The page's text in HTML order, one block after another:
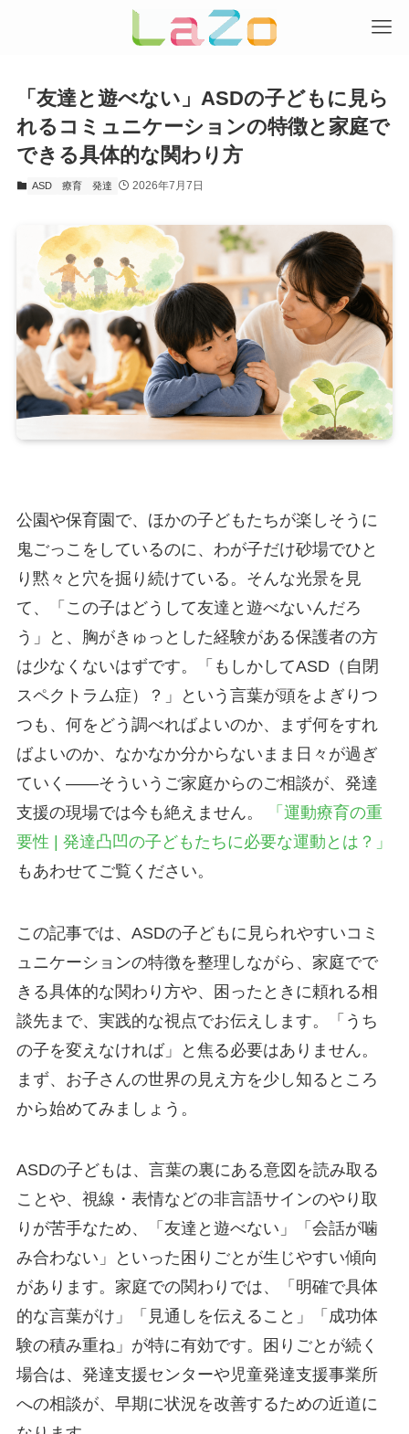
「友達と遊べない」ASDの子どもに見ら
れるコミュニケーションの特徴と家庭で
できる具体的な関わり方
ASD 療育 発達 2026年7月7日
公園や保育園で、ほかの子どもたちが楽しそうに
鬼ごっこをしているのに、わが子だけ砂場でひと
り黙々と穴を掘り続けている。そんな光景を見
て、「この子はどうして友達と遊べないんだろ
う」と、胸がきゅっとした経験がある保護者の方
は少なくないはずです。「もしかしてASD（自閉
スペクトラム症）？」という言葉が頭をよぎりつ
つも、何をどう調べればよいのか、まず何をすれ
ばよいのか、なかなか分からないまま日々が過ぎ
ていく——そういうご家庭からのご相談が、発達
支援の現場では今も絶えません。
「運動療育の重
要性 | 発達凸凹の子どもたちに必要な運動とは？」
もあわせてご覧ください。
この記事では、ASDの子どもに見られやすいコミ
ュニケーションの特徴を整理しながら、家庭でで
きる具体的な関わり方や、困ったときに頼れる相
談先まで、実践的な視点でお伝えします。「うち
の子を変えなければ」と焦る必要はありません。
まず、お子さんの世界の見え方を少し知るところ
から始めてみましょう。
ASDの子どもは、言葉の裏にある意図を読み取る
ことや、視線・表情などの非言語サインのやり取
りが苦手なため、「友達と遊べない」「会話が噛
み合わない」といった困りごとが生じやすい傾向
があります。家庭での関わりでは、「明確で具体
的な言葉がけ」「見通しを伝えること」「成功体
験の積み重ね」が特に有効です。困りごとが続く
場合は、発達支援センターや児童発達支援事業所
への相談が、早期に状況を改善するための近道に